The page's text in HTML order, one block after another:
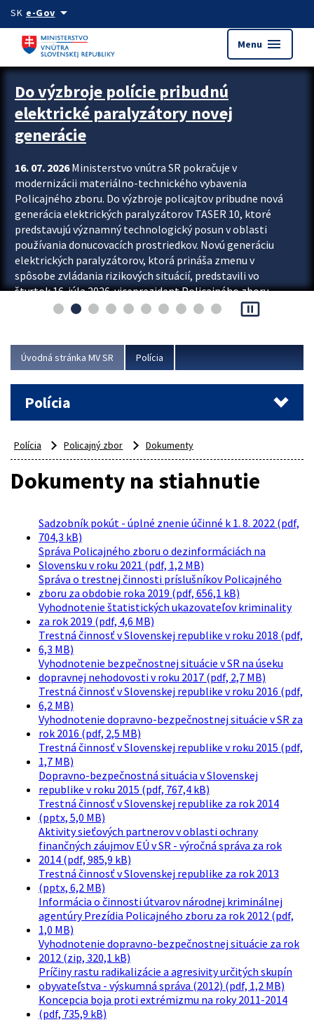
Preskocit na hlavný obsah
SK e-Govarrow_drop_down
Menu menu
Zastavit automatický posun upútavok
Do výzbroje polície pribudnú
elektrické paralyzátory novej
generácie
16. 07. 2026Ministerstvo vnútra SR pokračuje v
modernizácii materiálno-technického vybavenia
Policajného zboru. Do výzbroje policajtov pribudne nová
generácia elektrických paralyzátorov TASER 10, ktoré
predstavujú významný technologický posun v oblasti
používania donucovacích prostriedkov. Novú generáciu
elektrických paralyzátorov, ktorá prináša zmenu v
spôsobe zvládania rizikových situácií, predstavili vo
štvrtok 16. júla 2026 viceprezident Policajného zboru
Rastislav Polakovič a riaditeľ odboru výcviku...
pause_presentation
Úvodná stránka MV SR Polícia
Polícia
Polícia Policajný zbor Dokumenty
Dokumenty na stiahnutie
Sadzobník pokút - úplné znenie účinné k 1. 8. 2022 (pdf,
704,3 kB)
Správa Policajného zboru o dezinformáciách na
Slovensku v roku 2021 (pdf, 1,2 MB)
Správa o trestnej činnosti príslušníkov Policajného
zboru za obdobie roka 2019 (pdf, 656,1 kB)
Vyhodnotenie štatistických ukazovateľov kriminality
za rok 2019 (pdf, 4,6 MB)
Trestná činnosť v Slovenskej republike v roku 2018 (pdf,
6,3 MB)
Vyhodnotenie bezpečnostnej situácie v SR na úseku
dopravnej nehodovosti v roku 2017 (pdf, 2,7 MB)
Trestná činnosť v Slovenskej republike v roku 2016 (pdf,
6,2 MB)
Vyhodnotenie dopravno-bezpečnostnej situácie v SR za
rok 2016 (pdf, 2,5 MB)
Trestná činnosť v Slovenskej republike v roku 2015 (pdf,
1,7 MB)
Dopravno-bezpečnostná situácia v Slovenskej
republike v roku 2015 (pdf, 767,4 kB)
Trestná činnosť v Slovenskej republike za rok 2014
(pptx, 5,0 MB)
Aktivity sieťových partnerov v oblasti ochrany
finančných záujmov EÚ v SR - výročná správa za rok
2014 (pdf, 985,9 kB)
Trestná činnosť v Slovenskej republike za rok 2013
(pptx, 6,2 MB)
Informácia o činnosti útvarov národnej kriminálnej
agentúry Prezídia Policajného zboru za rok 2012 (pdf,
1,0 MB)
Vyhodnotenie dopravno-bezpečnostnej situácie za rok
2012 (zip, 320,1 kB)
Príčiny rastu radikalizácie a agresivity určitých skupín
obyvateľstva - výskumná správa (2012) (pdf, 1,2 MB)
Koncepcia boja proti extrémizmu na roky 2011-2014
(pdf, 735,9 kB)